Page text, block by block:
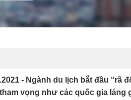
- Ngành du lịch bắt đầu “rã
vọng như các quốc gia láng